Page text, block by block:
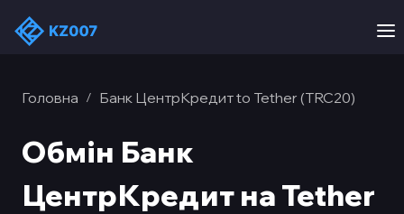
Головна / Банк ЦентрКредит to Tether (TRC20)
Обмін Банк
ЦентрКредит на Tether